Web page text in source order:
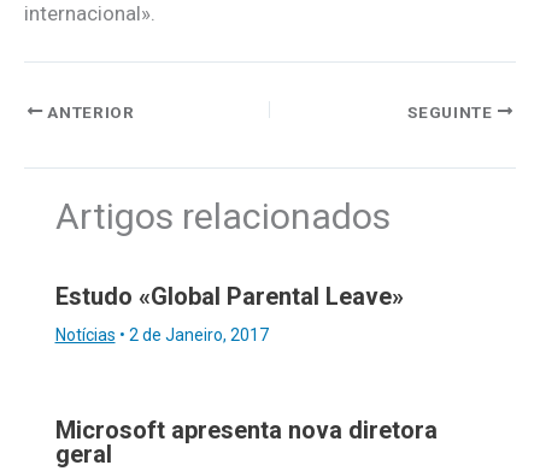
internacional».
ANTERIOR SEGUINTE
Artigos relacionados
Estudo «Global Parental Leave»
Notícias • 2 de Janeiro, 2017
Microsoft apresenta nova diretora
geral